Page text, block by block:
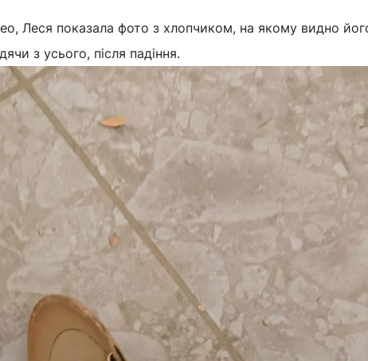
Леся показала фото з хлопчиком, на якому видно
з усього, після падіння.